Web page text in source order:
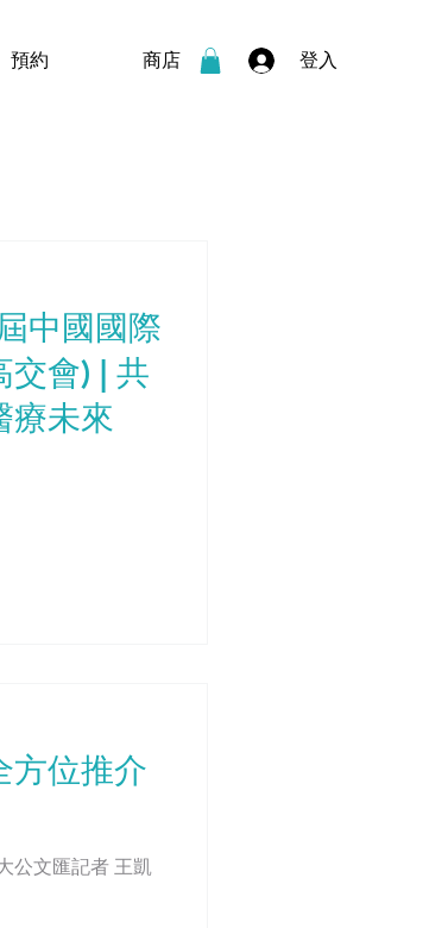
預約 商店 登入
中國國際
交會) | 共
療未來
方位推介
公文匯記者 王凱